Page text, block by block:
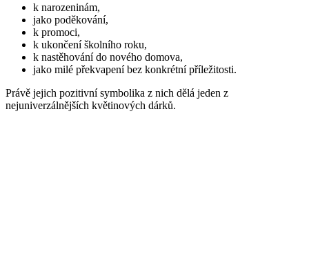
k narozeninám,
jako poděkování,
k promoci,
k ukončení školního roku,
k nastěhování do nového domova,
jako milé překvapení bez konkrétní příležitosti.
Právě jejich pozitivní symbolika z nich dělá jeden z
nejuniverzálnějších květinových dárků.